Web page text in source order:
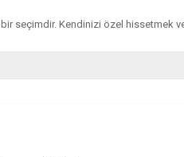
seçimdir. Kendinizi özel hissetmek ve